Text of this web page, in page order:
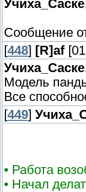
Учиха_Саске
Сообщение
[448] [R]af
Учиха_Саске
Модель
Все
[449]
• Работа
• Начал